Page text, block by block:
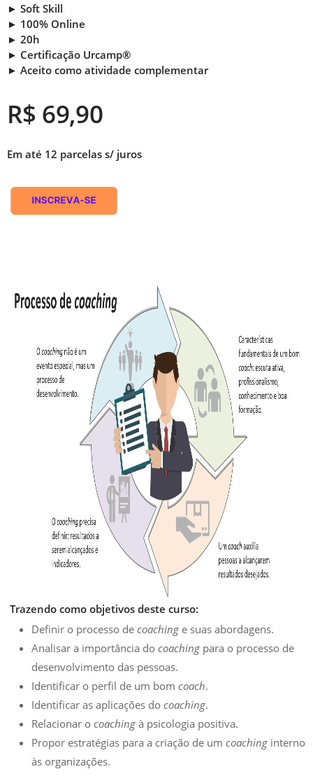
► Soft Skill
► 100% Online
► 20h
► Certificação Urcamp®
► Aceito como atividade complementar
R$ 69,90
Em até 12 parcelas s/ juros
Trazendo como objetivos deste curso:
Definir o processo de coaching e suas abordagens.
Analisar a importância do coaching para o processo de
desenvolvimento das pessoas.
Identificar o perfil de um bom coach.
Identificar as aplicações do coaching.
Relacionar o coaching à psicologia positiva.
Propor estratégias para a criação de um coaching interno
às organizações.